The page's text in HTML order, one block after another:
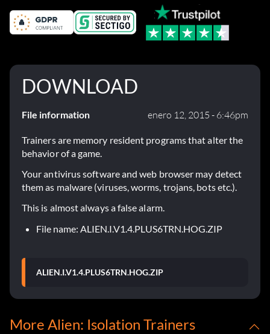
DOWNLOAD
File information enero 12, 2015 - 6:46pm
Trainers are memory resident programs that alter the
behavior of a game.
Your antivirus software and web browser may detect
them as malware (viruses, worms, trojans, bots etc.).
This is almost always a false alarm.
File name: ALIEN.I.V1.4.PLUS6TRN.HOG.ZIP
ALIEN.I.V1.4.PLUS6TRN.HOG.ZIP
More Alien: Isolation Trainers